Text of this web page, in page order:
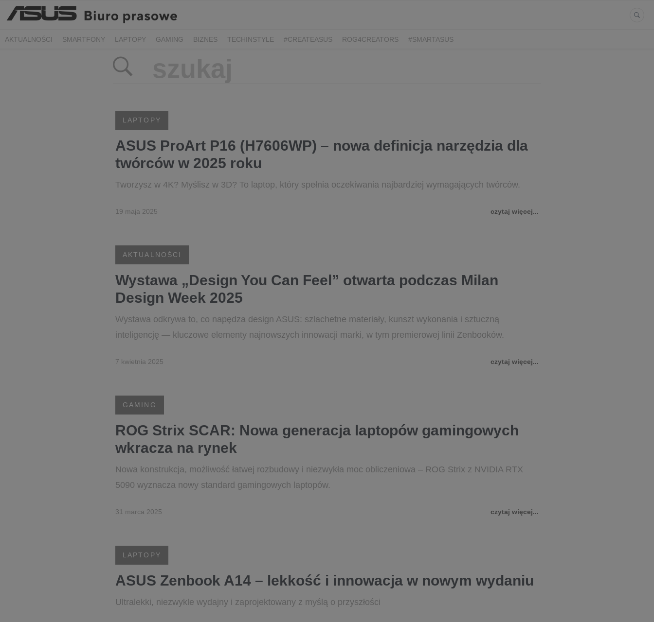
AKTUALNOŚCI SMARTFONY LAPTOPY GAMING BIZNES TECHINSTYLE #CREATEASUS ROG4CREATORS #SMARTASUS
LAPTOPY
ASUS ProArt P16 (H7606WP) – nowa definicja narzędzia dla
twórców w 2025 roku
Tworzysz w 4K? Myślisz w 3D? To laptop, który spełnia oczekiwania najbardziej wymagających twórców.
19 maja 2025 czytaj więcej...
AKTUALNOŚCI
Wystawa „Design You Can Feel” otwarta podczas Milan
Design Week 2025
Wystawa odkrywa to, co napędza design ASUS: szlachetne materiały, kunszt wykonania i sztuczną
inteligencję — kluczowe elementy najnowszych innowacji marki, w tym premierowej linii Zenbooków.
7 kwietnia 2025 czytaj więcej...
GAMING
ROG Strix SCAR: Nowa generacja laptopów gamingowych
wkracza na rynek
Nowa konstrukcja, możliwość łatwej rozbudowy i niezwykła moc obliczeniowa – ROG Strix z NVIDIA RTX
5090 wyznacza nowy standard gamingowych laptopów.
31 marca 2025 czytaj więcej...
LAPTOPY
ASUS Zenbook A14 – lekkość i innowacja w nowym wydaniu
Ultralekki, niezwykle wydajny i zaprojektowany z myślą o przyszłości